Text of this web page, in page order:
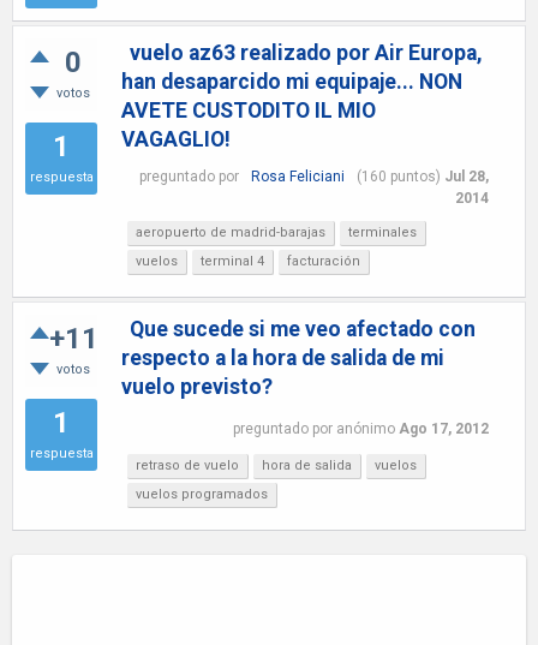
0
votos
1
respuesta
vuelo az63 realizado por Air Europa,
han desaparcido mi equipaje... NON
AVETE CUSTODITO IL MIO
VAGAGLIO!
preguntado por Rosa Feliciani (160 puntos) Jul 28,
2014
aeropuerto de madrid-barajas
terminales
vuelos
terminal 4 facturación
+11
votos
1
respuesta
Que sucede si me veo afectado con
respecto a la hora de salida de mi
vuelo previsto?
preguntado por anónimo Ago 17, 2012
retraso de vuelo hora de salida
vuelos
vuelos programados